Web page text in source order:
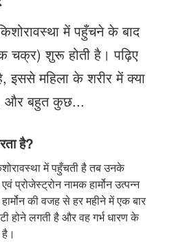
संपर्क करें
में पहुँचने के बाद
चक्र) शुरू होती है। पढ़िए
इससे महिला के शरीर में क्या
और बहुत कुछ...
है?
में पहुँचती है तब उनके
प्रोजेस्ट्रोन नामक हार्मोन उत्पन्न
की वजह से हर महीने में एक बार
होने लगती है और वह गर्भ धारण के